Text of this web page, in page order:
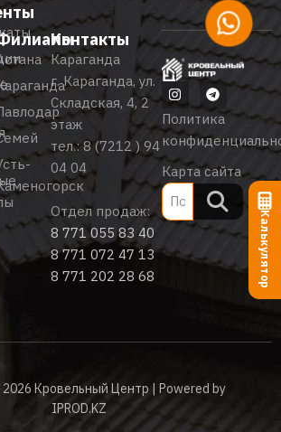
Контакты
Караганда
г. Караганда, ул.
Складская, 4, 2
этаж
тел.:8 (7212 ) 94
04 04
Отдел продаж:
8 771 055 83 40
8 771 072 47 13
8 771 202 28 68
Политика
Карта сайта
Кровельный Центр | Powered by
IPROD.KZ
Калькулятор